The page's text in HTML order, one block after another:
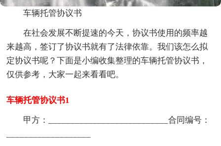
车辆托管协议书
在社会发展不断提速的今天，协议书使用的频率越
来越高，签订了协议书就有了法律依靠。我们该怎么拟
定协议书呢？下面是小编收集整理的车辆托管协议书，
仅供参考，大家一起来看看吧。
车辆托管协议书1
甲方：___________________________合同编号：